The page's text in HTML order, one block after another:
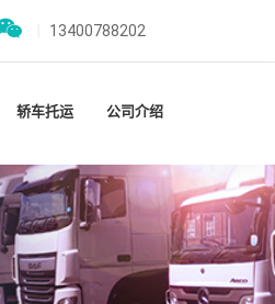
13400788202
轿车托运 公司介绍